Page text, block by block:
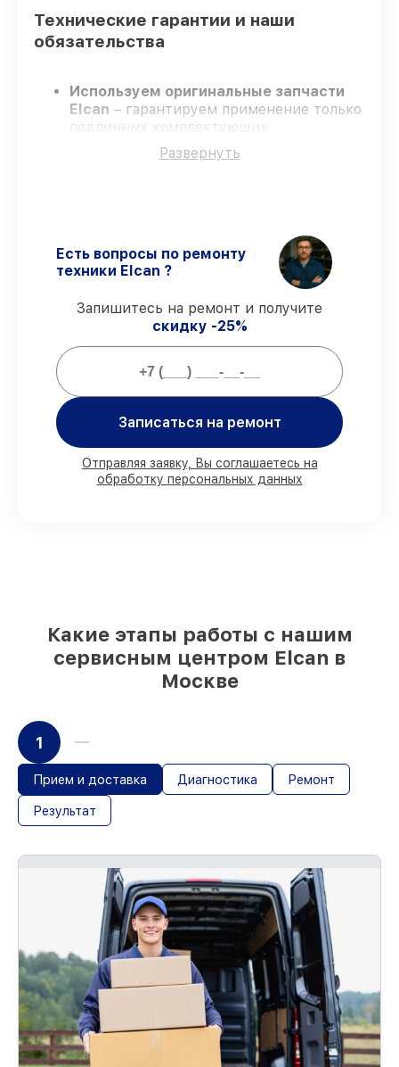
Технические гарантии и наши
обязательства
Используем оригинальные запчасти
Elcan – гарантируем применение только
подлинных комплектующих.
Сертифицированные мастера
проходят постоянное обучение, что
ремонт оптического прицела Elcan
SpecterDR 1.5-6x DFOV156-C2 в
оговоренные сроки.
Гарантийное сопровождение– все
ремонтные услуги и комплектующие
защищены сервисной гарантией.
Мы гарантируем:
работ закрываем в присутствии
клиента
90%комплектующих Elcan имеются на
складе в Москве, остальные доступны
Развернуть
Есть вопросы по ремонту
техники Elcan ?
Запишитесь на ремонт и получите
скидку -25%
Записаться на ремонт
Отправляя заявку, Вы соглашаетесь на
обработку персональных данных
Какие этапы работы с нашим
сервисным центром Elcan в
Москве
1
Прием и доставка Диагностика Ремонт
Результат